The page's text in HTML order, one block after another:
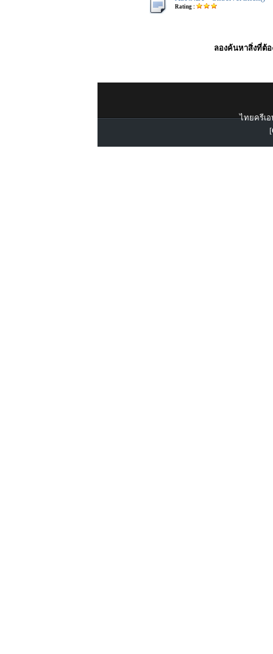
Rating :
ลองค้นหาสิ่งที่ต้อ
ไทยครีเอ
[